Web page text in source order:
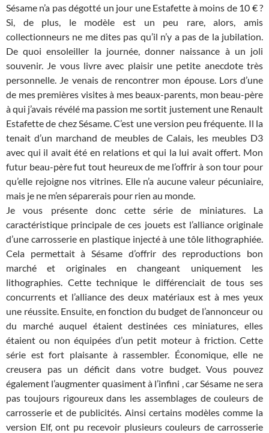
Sésame n’a pas dégotté un jour une Estafette à moins de 10 € ?
Si, de plus, le modèle est un peu rare, alors, amis
collectionneurs ne me dites pas qu’il n’y a pas de la jubilation.
De quoi ensoleiller la journée, donner naissance à un joli
souvenir. Je vous livre avec plaisir une petite anecdote très
personnelle. Je venais de rencontrer mon épouse. Lors d’une
de mes premières visites à mes beaux-parents, mon beau-père
à qui j’avais révélé ma passion me sortit justement une Renault
Estafette de chez Sésame. C’est une version peu fréquente. Il la
tenait d’un marchand de meubles de Calais, les meubles D3
avec qui il avait été en relations et qui la lui avait offert. Mon
futur beau-père fut tout heureux de me l’offrir à son tour pour
qu’elle rejoigne nos vitrines. Elle n’a aucune valeur pécuniaire,
mais je ne m’en séparerais pour rien au monde.
Je vous présente donc cette série de miniatures. La
caractéristique principale de ces jouets est l’alliance originale
d’une carrosserie en plastique injecté à une tôle lithographiée.
Cela permettait à Sésame d’offrir des reproductions bon
marché et originales en changeant uniquement les
lithographies. Cette technique le différenciait de tous ses
concurrents et l’alliance des deux matériaux est à mes yeux
une réussite. Ensuite, en fonction du budget de l’annonceur ou
du marché auquel étaient destinées ces miniatures, elles
étaient ou non équipées d’un petit moteur à friction. Cette
série est fort plaisante à rassembler. Économique, elle ne
creusera pas un déficit dans votre budget. Vous pouvez
également l’augmenter quasiment à l’infini , car Sésame ne sera
pas toujours rigoureux dans les assemblages de couleurs de
carrosserie et de publicités. Ainsi certains modèles comme la
version Elf, ont pu recevoir plusieurs couleurs de carrosserie